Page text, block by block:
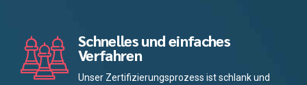
Schnelles und einfaches
Verfahren
Unser Zertifizierungsprozess ist schlank und